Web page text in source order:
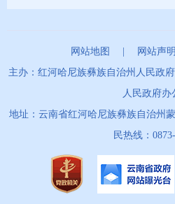
网站地图 网站声明
主办：红河哈尼族彝族自治州人民政
人民政府办
地址：云南省红河哈尼族彝族自治州
民热线：